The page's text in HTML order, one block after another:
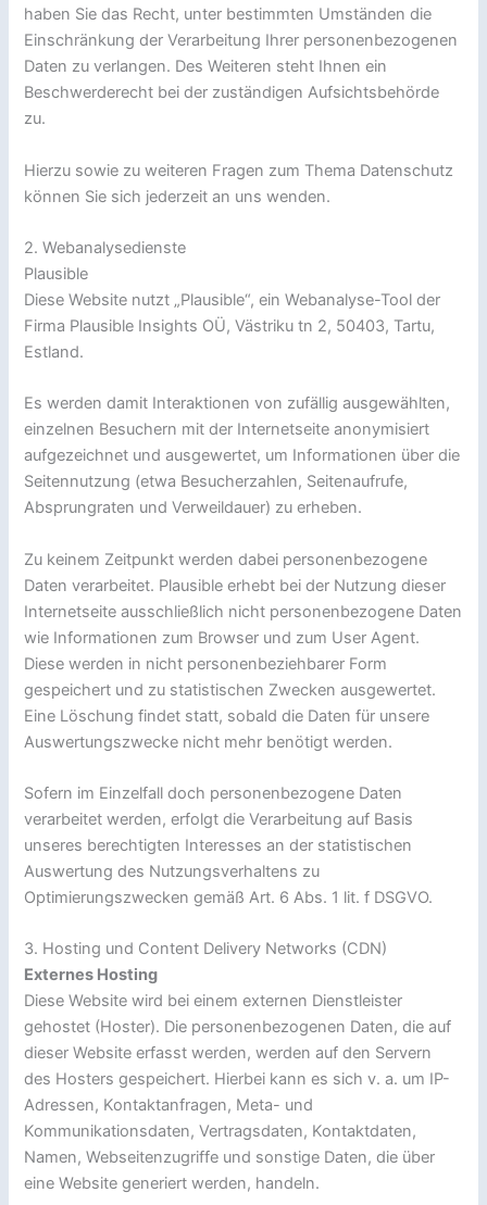
haben Sie das Recht, unter bestimmten Umständen die
Einschränkung der Verarbeitung Ihrer personenbezogenen
Daten zu verlangen. Des Weiteren steht Ihnen ein
Beschwerderecht bei der zuständigen Aufsichtsbehörde
zu.
Hierzu sowie zu weiteren Fragen zum Thema Datenschutz
können Sie sich jederzeit an uns wenden.
2. Webanalysedienste
Plausible
Diese Website nutzt „Plausible“, ein Webanalyse-Tool der
Firma Plausible Insights OÜ, Västriku tn 2, 50403, Tartu,
Estland.
Es werden damit Interaktionen von zufällig ausgewählten,
einzelnen Besuchern mit der Internetseite anonymisiert
aufgezeichnet und ausgewertet, um Informationen über die
Seitennutzung (etwa Besucherzahlen, Seitenaufrufe,
Absprungraten und Verweildauer) zu erheben.
Zu keinem Zeitpunkt werden dabei personenbezogene
Daten verarbeitet. Plausible erhebt bei der Nutzung dieser
Internetseite ausschließlich nicht personenbezogene Daten
wie Informationen zum Browser und zum User Agent.
Diese werden in nicht personenbeziehbarer Form
gespeichert und zu statistischen Zwecken ausgewertet.
Eine Löschung findet statt, sobald die Daten für unsere
Auswertungszwecke nicht mehr benötigt werden.
Sofern im Einzelfall doch personenbezogene Daten
verarbeitet werden, erfolgt die Verarbeitung auf Basis
unseres berechtigten Interesses an der statistischen
Auswertung des Nutzungsverhaltens zu
Optimierungszwecken gemäß Art. 6 Abs. 1 lit. f DSGVO.
3. Hosting und Content Delivery Networks (CDN)
Externes Hosting
Diese Website wird bei einem externen Dienstleister
gehostet (Hoster). Die personenbezogenen Daten, die auf
dieser Website erfasst werden, werden auf den Servern
des Hosters gespeichert. Hierbei kann es sich v. a. um IP-
Adressen, Kontaktanfragen, Meta- und
Kommunikationsdaten, Vertragsdaten, Kontaktdaten,
Namen, Webseitenzugriffe und sonstige Daten, die über
eine Website generiert werden, handeln.